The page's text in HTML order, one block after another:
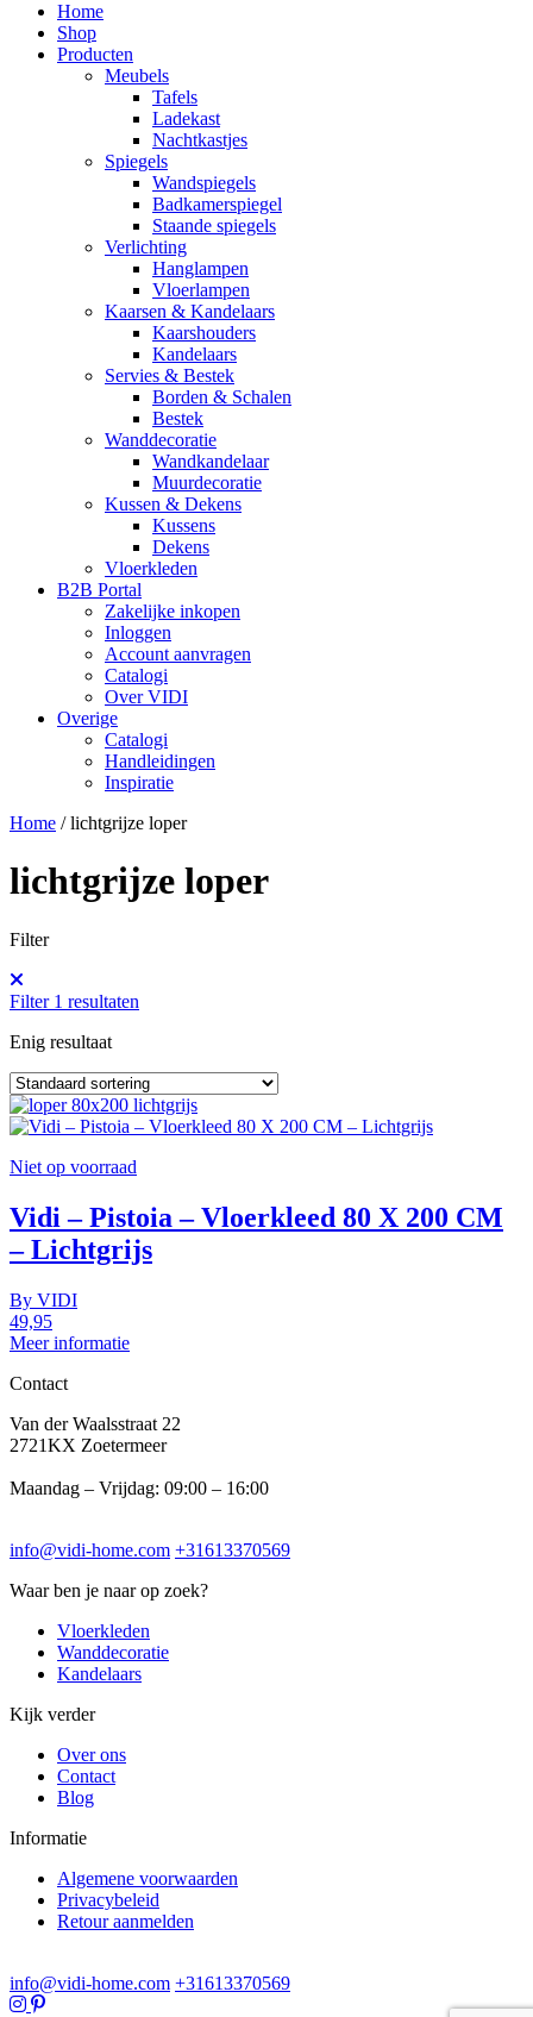
Home
Shop
Producten
Meubels
Tafels
Ladekast
Nachtkastjes
Spiegels
Wandspiegels
Badkamerspiegel
Staande spiegels
Verlichting
Hanglampen
Vloerlampen
Kaarsen & Kandelaars
Kaarshouders
Kandelaars
Servies & Bestek
Borden & Schalen
Bestek
Wanddecoratie
Wandkandelaar
Muurdecoratie
Kussen & Dekens
Kussens
Dekens
Vloerkleden
B2B Portal
Zakelijke inkopen
Inloggen
Account aanvragen
Catalogi
Over VIDI
Overige
Catalogi
Handleidingen
Inspiratie
Home /lichtgrijze loper
lichtgrijze loper
Filter
Filter 1 resultaten
Enig resultaat
Niet op voorraad
Vidi – Pistoia – Vloerkleed 80 X 200 CM
– Lichtgrijs
By VIDI
49,95
Meer informatie
Contact
Van der Waalsstraat 22
2721KX Zoetermeer
Maandag – Vrijdag: 09:00 – 16:00
info@vidi-home.com +31613370569
Waar ben je naar op zoek?
Vloerkleden
Wanddecoratie
Kandelaars
Kijk verder
Over ons
Contact
Blog
Informatie
Algemene voorwaarden
Privacybeleid
Retour aanmelden
info@vidi-home.com +31613370569